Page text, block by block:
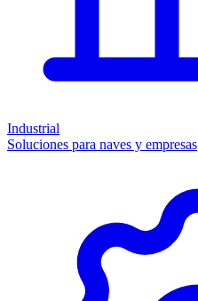
Industrial
Soluciones para naves y empresas